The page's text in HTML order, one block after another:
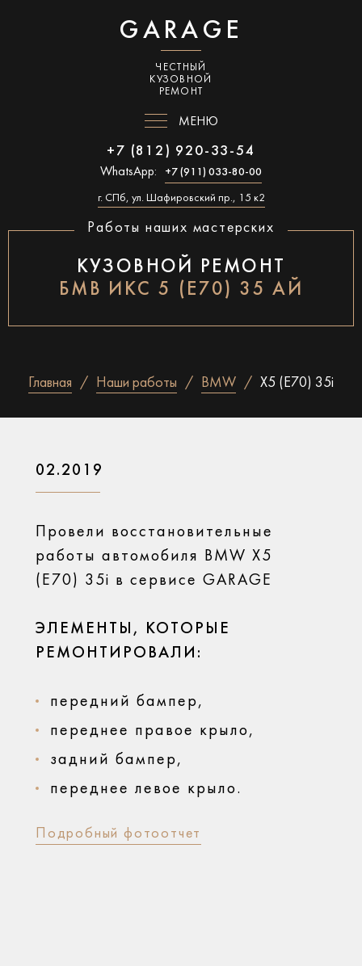
GARAGE
ЧЕСТНЫЙ
КУЗОВНОЙ
РЕМОНТ
МЕНЮ
+7 (812) 920-33-54
WhatsApp: +7 (911) 033-80-00
г. СПб, ул. Шафировский пр., 15 к2
Работы наших мастерских
КУЗОВНОЙ РЕМОНТ
БМВ ИКС 5 (Е70) 35 АЙ
Главная Наши работы BMW X5 (E70) 35i
02.2019
Провели восстановительные
работы автомобиля BMW X5
(E70) 35i в сервисе GARAGE
ЭЛЕМЕНТЫ, КОТОРЫЕ
РЕМОНТИРОВАЛИ:
передний бампер,
переднее правое крыло,
задний бампер,
переднее левое крыло.
Подробный фотоотчет